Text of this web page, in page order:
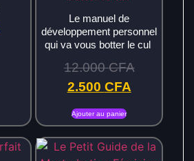
Le manuel de
développement personnel
qui va vous botter le cul
12.000CFA
2.500 CFA
Ajouter au panier